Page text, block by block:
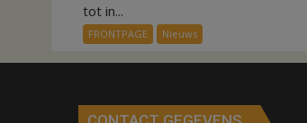
alle
kernen
Hardenberg
tot in...
FRONTPAGE Nieuws